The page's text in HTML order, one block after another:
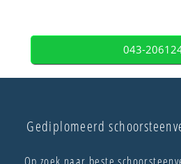
043-
Gediplomeerd